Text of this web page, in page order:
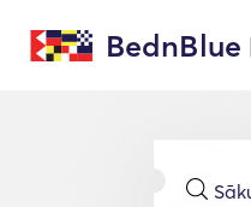
BednBlue